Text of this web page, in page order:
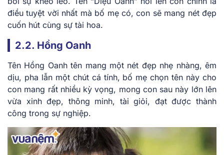
điều tuyệt vời nhất mà bố mẹ có, con sẽ mang nét đẹp
cuốn hút cùng sự tài hoa.
2.2. Hồng Oanh
Tên Hồng Oanh tên mang một nét đẹp nhẹ nhàng, êm
dịu, pha lẫn một chút cá tính, bố mẹ chọn tên này cho
con mang rất nhiều kỳ vọng, mong con sau này lớn lên
vừa xinh đẹp, thông minh, tài giỏi, đạt được thành
công trong sự nghiệp.